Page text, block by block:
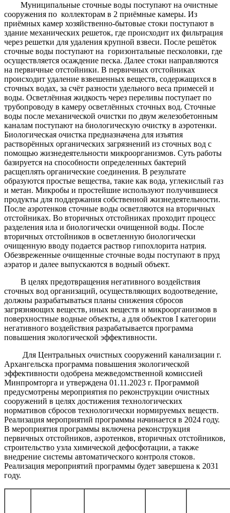
Муниципальные сточные воды поступают на очистные
сооружения по коллекторам в 2 приёмные камеры. Из
приёмных камер хозяйственно-бытовые стоки поступают в
здание механических решеток, где происходит их фильтрация
через решетки для удаления крупной взвеси. После решёток
сточные воды поступают на горизонтальные песколовки, где
осуществляется осаждение песка. Далее стоки направляются
на первичные отстойники. В первичных отстойниках
происходит удаление взвешенных веществ, содержащихся в
сточных водах, за счёт разности удельного веса примесей и
воды. Осветлённая жидкость через переливы поступает по
трубопроводу в камеру осветлённых сточных вод. Сточные
воды после механической очистки по двум железобетонным
каналам поступают на биологическую очистку в аэротенки.
Биологическая очистка предназначена для изъятия
растворённых органических загрязнений из сточных вод с
помощью жизнедеятельности микроорганизмов. Суть работы
базируется на способности определенных бактерий
расщеплять органические соединения. В результате
образуются простые вещества, такие как вода, углекислый газ
и метан. Микробы и простейшие используют получившиеся
продукты для поддержания собственной жизнедеятельности.
После аэротенков сточные воды осветляются на вторичных
отстойниках. Во вторичных отстойниках проходит процесс
разделения ила и биологически очищенной воды. После
вторичных отстойников в осветленную биологически
очищенную вводу подается раствор гипохлорита натрия.
Обезвреженные очищенные сточные воды поступают в пруд
аэратор и далее выпускаются в водный объект.
В целях предотвращения негативного воздействия
сточных вод организаций, осуществляющих водоотведение,
должны разрабатываться планы снижения сбросов
загрязняющих веществ, иных веществ и микроорганизмов в
поверхностные водные объекты, а для объектов I категории
негативного воздействия разрабатывается программа
повышения экологической эффективности.
Для Центральных очистных сооружений канализации г.
Архангельска программа повышения экологической
эффективности одобрена межведомственной комиссией
Минпромторга и утверждена 01.11.2023 г. Программой
предусмотрены мероприятия по реконструкции очистных
сооружений в целях достижения технологических
нормативов сбросов технологически нормируемых веществ.
Реализация мероприятий программы начинается в 2024 году.
В мероприятия программы включена реконструкция
первичных отстойников, аэротенков, вторичных отстойников,
строительство узла химической дефосфотации, а также
внедрение системы автоматического контроля стоков.
Реализация мероприятий программы будет завершена к 2031
году.